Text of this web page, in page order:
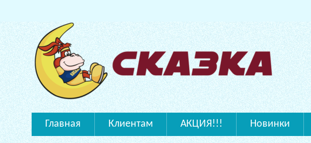
Главная Клиентам АКЦИЯ!!! Новинки